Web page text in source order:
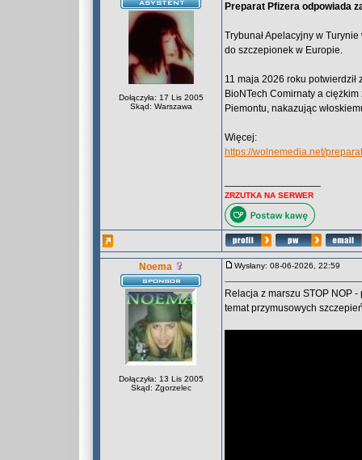
Dołączyła: 17 Lis 2005
Skąd: Warszawa
Preparat Pfizera odpowiada
Trybunał Apelacyjny w
do szczepionek w Europie.
11 maja 2026 roku
BioNTech Comirnaty a
Piemontu, nakazując
Więcej:
https://wolnemedia.net/
ZRZUTKA NA SERWER
Noema
Dołączyła: 13 Lis 2005
Skąd: Zgorzelec
Wysłany: 08-06-2026, 22:59
Relacja z marszu STOP NOP
temat przymusowych